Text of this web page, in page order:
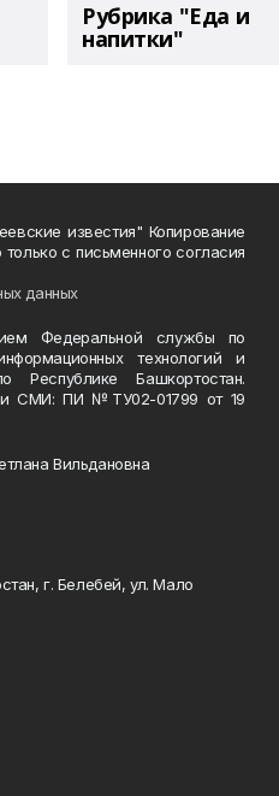
Рубрика "Еда и
напитки"
известия" Копирование
с письменного согласия
данных
Федеральной службы по
технологий и
Республике Башкортостан.
СМИ: ПИ №ТУ02-01799 от 19
Вильдановна
г. Белебей, ул. Мало